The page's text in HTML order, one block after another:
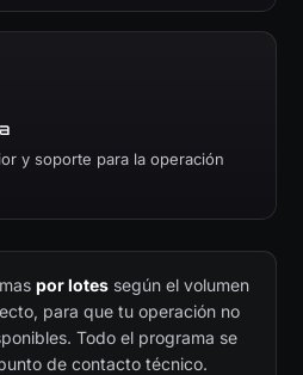
y soporte para la operación
por lotes según el volumen
para que tu operación no
Todo el programa se
de contacto técnico.